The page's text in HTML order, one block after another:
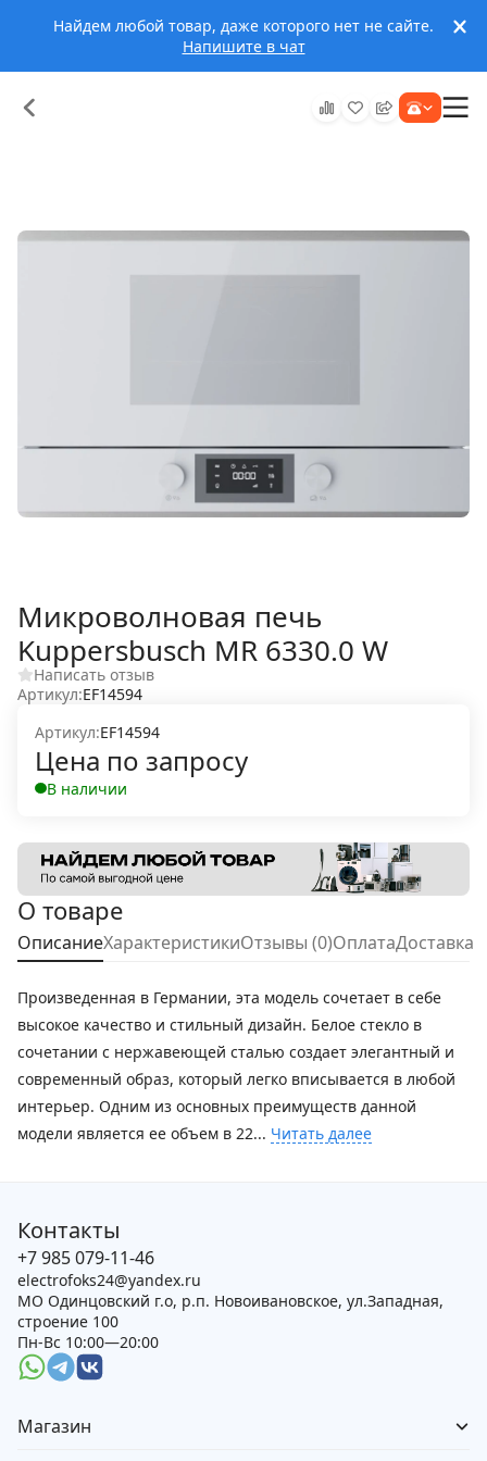
Найдем любой товар, даже которого нет не сайте.
Напишите в чат
Микроволновая печь
Kuppersbusch MR 6330.0 W
Написать отзыв
Артикул:EF14594
Артикул:EF14594
Цена по запросу
В наличии
О товаре
ОписаниеХарактеристикиОтзывы (0)ОплатаДоставка
Произведенная в Германии, эта модель сочетает в себе
высокое качество и стильный дизайн. Белое стекло в
сочетании с нержавеющей сталью создает элегантный и
современный образ, который легко вписывается в любой
интерьер. Одним из основных преимуществ данной
модели является ее объем в 22... Читать далее
Контакты
+7 985 079-11-46
electrofoks24@yandex.ru
МО Одинцовский г.о, р.п. Новоивановское, ул.Западная,
строение 100
Пн-Вс 10:00—20:00
Магазин